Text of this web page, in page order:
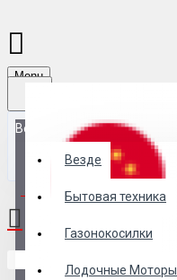
Menu
Везде
Везде
Бытовая техника
Газонокосилки
Лодочные Моторы
0 товар(ов) - 0 р.